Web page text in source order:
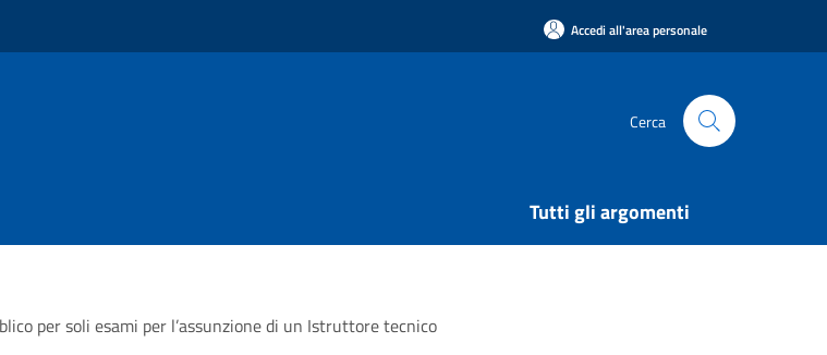
Accedi all'area personale
Cerca
Tutti gli argomenti
per soli esami per l’assunzione di un Istruttore tecnico